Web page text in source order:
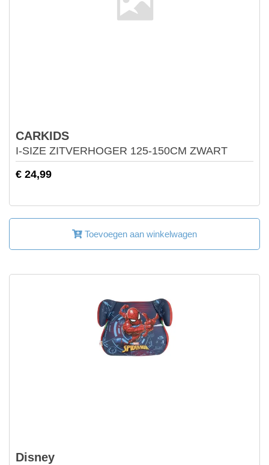
CARKIDS
I-SIZE ZITVERHOGER 125-150CM ZWART
€ 24,99
Toevoegen aan winkelwagen
Disney